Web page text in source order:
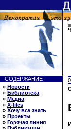
СОДЕРЖАНИЕ:
» Новости
» Библиотека
» Медиа
» X-files
» Хочу все знать
» Проекты
» Горячая линия